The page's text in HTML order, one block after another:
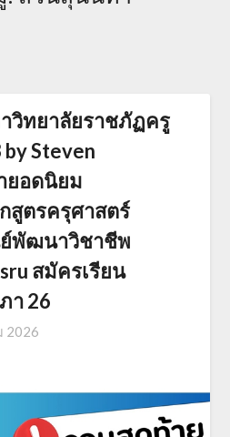
วิทยาลัยราชภัฏครู
Steven
ยอดนิยม
สูตรครุศาสตร์
พัฒนาวิชาชีพ
สมัครเรียน
า 26
2026